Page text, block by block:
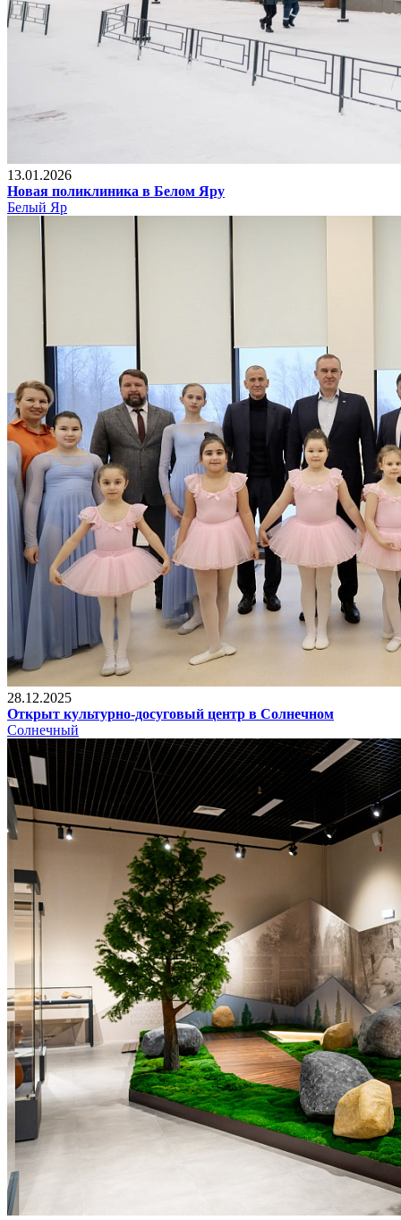
13.01.2026
Новая поликлиника в Белом Яру
Белый Яр
28.12.2025
Открыт культурно-досуговый центр в Солнечном
Солнечный